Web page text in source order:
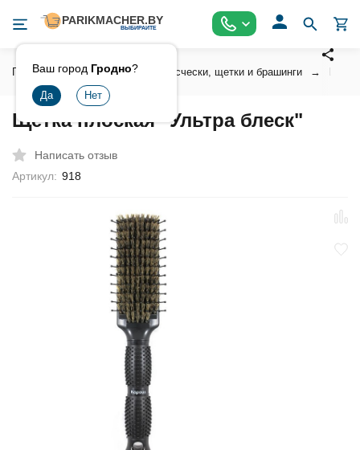
Ваш город Гродно?
Главная Инструмент Расчески, щетки и брашинги
Щетка плоская "Ультра блеск"
Написать отзыв
Артикул: 918